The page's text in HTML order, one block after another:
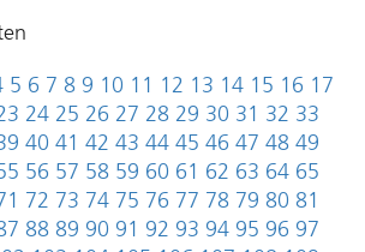
5 6 7 8 9 10 11 12 13 14 15 16 17
24 25 26 27 28 29 30 31 32 33
40 41 42 43 44 45 46 47 48 49
56 57 58 59 60 61 62 63 64 65
72 73 74 75 76 77 78 79 80 81
88 89 90 91 92 93 94 95 96 97